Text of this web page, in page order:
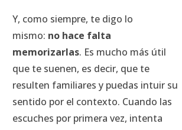
Y, como siempre, te digo lo
mismo: no hace falta
memorizarlas. Es mucho más útil
que te suenen, es decir, que te
resulten familiares y puedas intuir su
sentido por el contexto. Cuando las
escuches por primera vez, intenta